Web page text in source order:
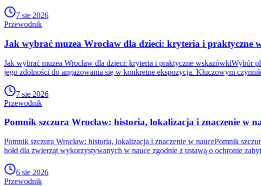
7 sie 2026
Przewodnik
Jak wybrać muzea Wrocław dla dzieci: kryteria i praktyczne
Jak wybrać muzea Wrocław dla dzieci: kryteria i praktyczne wskazówkiWybór
jego zdolności do angażowania się w konkretne ekspozycja. Kluczowym
7 sie 2026
Przewodnik
Pomnik szczura Wrocław: historia, lokalizacja i znaczenie w
Pomnik szczura Wrocław: historia, lokalizacja i znaczenie w naucePomnik
hołd dla zwierząt wykorzystywanych w nauce zgodnie z ustawą o ochronie
6 sie 2026
Przewodnik